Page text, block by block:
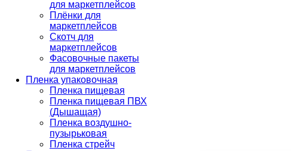
для маркетплейсов
Плёнки для
маркетплейсов
Скотч для
маркетплейсов
Фасовочные пакеты
для маркетплейсов
Пленка упаковочная
Пленка пищевая
Пленка пищевая ПВХ
(Дышащая)
Пленка воздушно-
пузырьковая
Пленка стрейч